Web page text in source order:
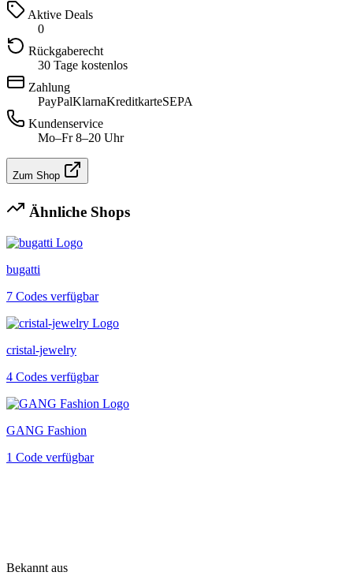
Aktive Deals
0
Rückgaberecht
30 Tage kostenlos
Zahlung
PayPalKlarnaKreditkarteSEPA
Kundenservice
Mo–Fr 8–20 Uhr
Zum Shop
Ähnliche Shops
bugatti
7 Codes verfügbar
cristal-jewelry
4 Codes verfügbar
GANG Fashion
1 Code verfügbar
Bekannt aus